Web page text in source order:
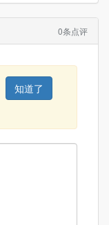
0条点评
知道了